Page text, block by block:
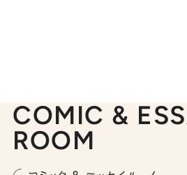
COMIC &
ROOM